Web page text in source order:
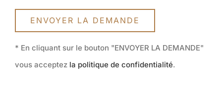
ENVOYER LA DEMANDE
* En cliquant sur le bouton "ENVOYER LA DEMANDE"
vous acceptez la politique de confidentialité.